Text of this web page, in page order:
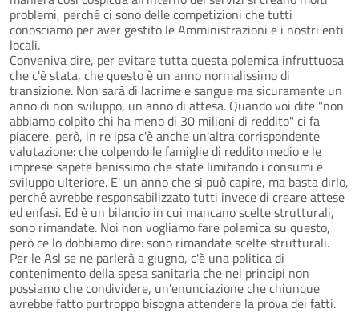
problemi, perché ci sono delle competizioni che tutti
conosciamo per aver gestito le Amministrazioni e i nostri enti
locali.
Conveniva dire, per evitare tutta questa polemica infruttuosa
che c'è stata, che questo è un anno normalissimo di
transizione. Non sarà di lacrime e sangue ma sicuramente un
anno di non sviluppo, un anno di attesa. Quando voi dite "non
abbiamo colpito chi ha meno di 30 milioni di reddito" ci fa
piacere, però, in re ipsa c'è anche un'altra corrispondente
valutazione: che colpendo le famiglie di reddito medio e le
imprese sapete benissimo che state limitando i consumi e
sviluppo ulteriore. E' un anno che si può capire, ma basta dirlo,
perché avrebbe responsabilizzato tutti invece di creare attese
ed enfasi. Ed è un bilancio in cui mancano scelte strutturali,
sono rimandate. Noi non vogliamo fare polemica su questo,
però ce lo dobbiamo dire: sono rimandate scelte strutturali.
Per le Asl se ne parlerà a giugno, c'è una politica di
contenimento della spesa sanitaria che nei principi non
possiamo che condividere, un'enunciazione che chiunque
avrebbe fatto purtroppo bisogna attendere la prova dei fatti.